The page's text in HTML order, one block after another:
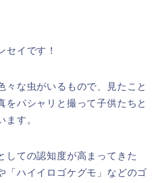
セイです！
々な虫がいるもので、見たこと
をパシャリと撮って子供たちと
ます。
しての認知度が高まってきた
「ハイイロゴケグモ」などのゴ